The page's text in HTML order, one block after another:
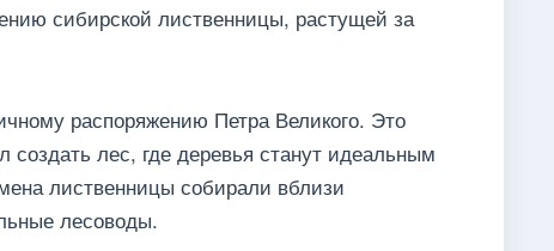
сибирской лиственницы, растущей за
распоряжению Петра Великого. Это
лес, где деревья станут идеальным
лиственницы собирали вблизи
лесоводы.